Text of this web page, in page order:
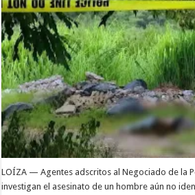
LOÍZA — Agentes adscritos al Negociado de la
investigan el asesinato de un hombre aún no